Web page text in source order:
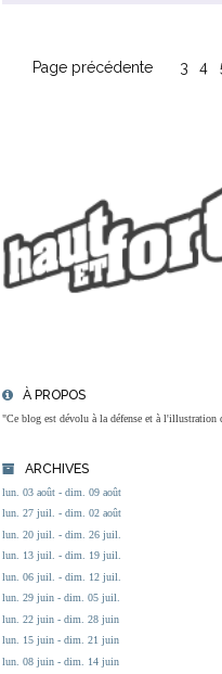
À PROPOS
"Ce blog est dévolu à la défense et à l'illustration
ARCHIVES
lun. 03 août - dim. 09 août
lun. 27 juil. - dim. 02 août
lun. 20 juil. - dim. 26 juil.
lun. 13 juil. - dim. 19 juil.
lun. 06 juil. - dim. 12 juil.
lun. 29 juin - dim. 05 juil.
lun. 22 juin - dim. 28 juin
lun. 15 juin - dim. 21 juin
lun. 08 juin - dim. 14 juin
Page précédente 3 4